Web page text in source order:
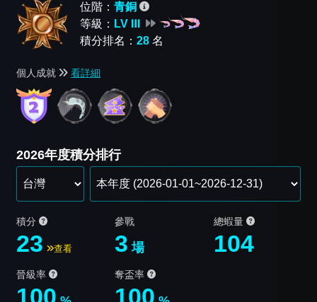
位階： 青銅
等級： LV Ⅲ
積分排名： 28 名
個人成就 看詳細
2026年度積分排行
積分
23 查看
參戰
3場
總蝦量
104
晉級率
100
奪盃率
100